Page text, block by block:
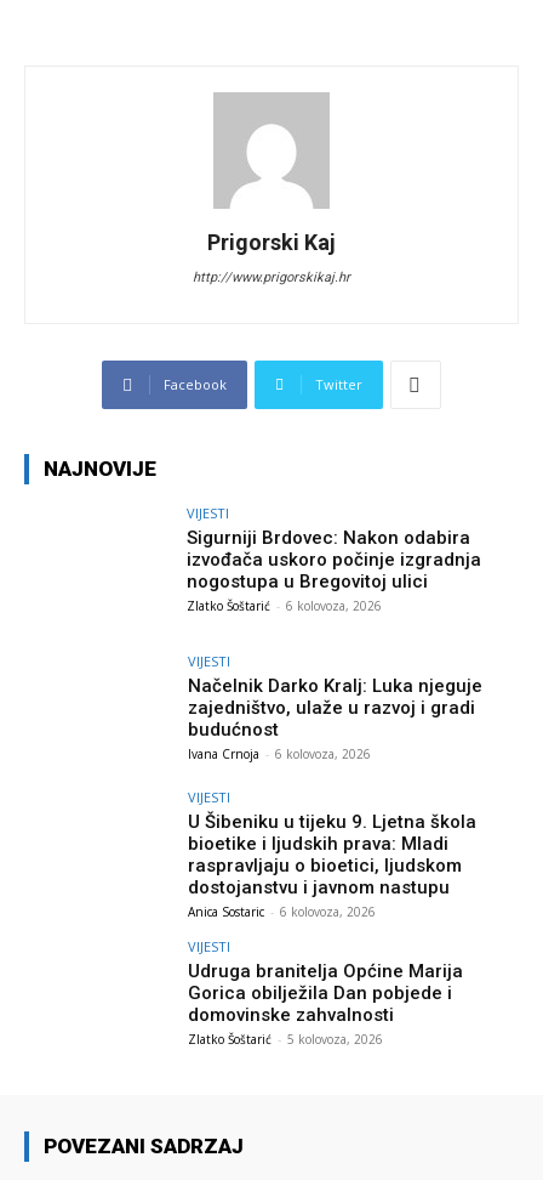
Prigorski Kaj
http://www.prigorskikaj.hr
Facebook Twitter
NAJNOVIJE
VIJESTI
Sigurniji Brdovec: Nakon odabira
izvođača uskoro počinje izgradnja
nogostupa u Bregovitoj ulici
Zlatko Šoštarić - 6 kolovoza, 2026
VIJESTI
Načelnik Darko Kralj: Luka njeguje
zajedništvo, ulaže u razvoj i gradi
budućnost
Ivana Crnoja - 6 kolovoza, 2026
VIJESTI
U Šibeniku u tijeku 9. Ljetna škola
bioetike i ljudskih prava: Mladi
raspravljaju o bioetici, ljudskom
dostojanstvu i javnom nastupu
Anica Sostaric - 6 kolovoza, 2026
VIJESTI
Udruga branitelja Općine Marija
Gorica obilježila Dan pobjede i
domovinske zahvalnosti
Zlatko Šoštarić - 5 kolovoza, 2026
POVEZANI SADRZAJ